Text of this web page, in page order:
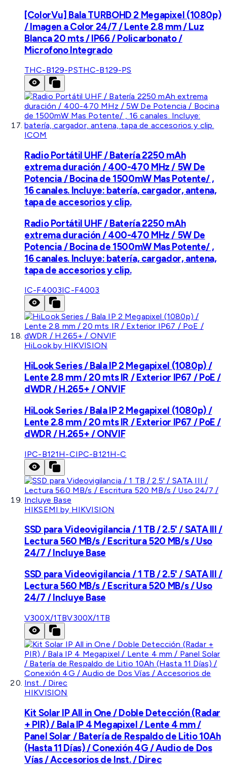
[ColorVu] Bala TURBOHD 2 Megapixel (1080p)
/ Imagen a Color 24/7 / Lente 2.8 mm / Luz
Blanca 20 mts / IP66 / Policarbonato /
Microfono Integrado
THC-B129-PSTHC-B129-PS
ICOM
Radio Portátil UHF / Batería 2250 mAh
extrema duración / 400-470 MHz / 5W De
Potencia / Bocina de 1500mW Mas Potente/ ,
16 canales. Incluye: batería, cargador, antena,
tapa de accesorios y clip.
Radio Portátil UHF / Batería 2250 mAh
extrema duración / 400-470 MHz / 5W De
Potencia / Bocina de 1500mW Mas Potente/ ,
16 canales. Incluye: batería, cargador, antena,
tapa de accesorios y clip.
IC-F4003IC-F4003
HiLook by HIKVISION
HiLook Series / Bala IP 2 Megapixel (1080p) /
Lente 2.8 mm / 20 mts IR / Exterior IP67 / PoE /
dWDR / H.265+ / ONVIF
HiLook Series / Bala IP 2 Megapixel (1080p) /
Lente 2.8 mm / 20 mts IR / Exterior IP67 / PoE /
dWDR / H.265+ / ONVIF
IPC-B121H-CIPC-B121H-C
HIKSEMI by HIKVISION
SSD para Videovigilancia / 1 TB / 2.5' / SATA III /
Lectura 560 MB/s / Escritura 520 MB/s / Uso
24/7 / Incluye Base
SSD para Videovigilancia / 1 TB / 2.5' / SATA III /
Lectura 560 MB/s / Escritura 520 MB/s / Uso
24/7 / Incluye Base
V300X/1TBV300X/1TB
HIKVISION
Kit Solar IP All in One / Doble Detección (Radar
+ PIR) / Bala IP 4 Megapixel / Lente 4 mm /
Panel Solar / Batería de Respaldo de Litio 10Ah
(Hasta 11 Días) / Conexión 4G / Audio de Dos
Vías / Accesorios de Inst. / Direc